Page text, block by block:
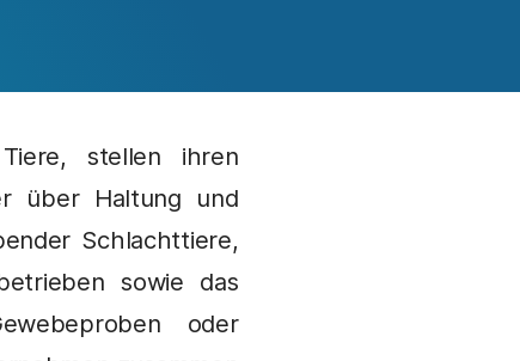
stellen ihren
über Haltung und
Schlachttiere,
sowie das
oder